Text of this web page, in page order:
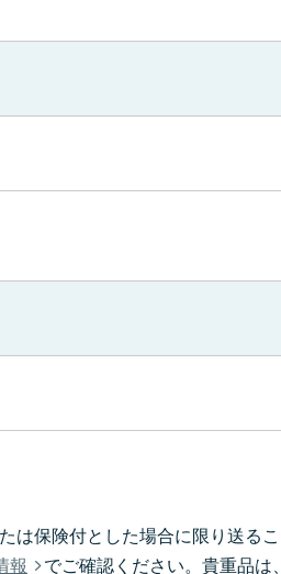
は保険付とした場合に限り送る
報
でご確認ください。貴重品は